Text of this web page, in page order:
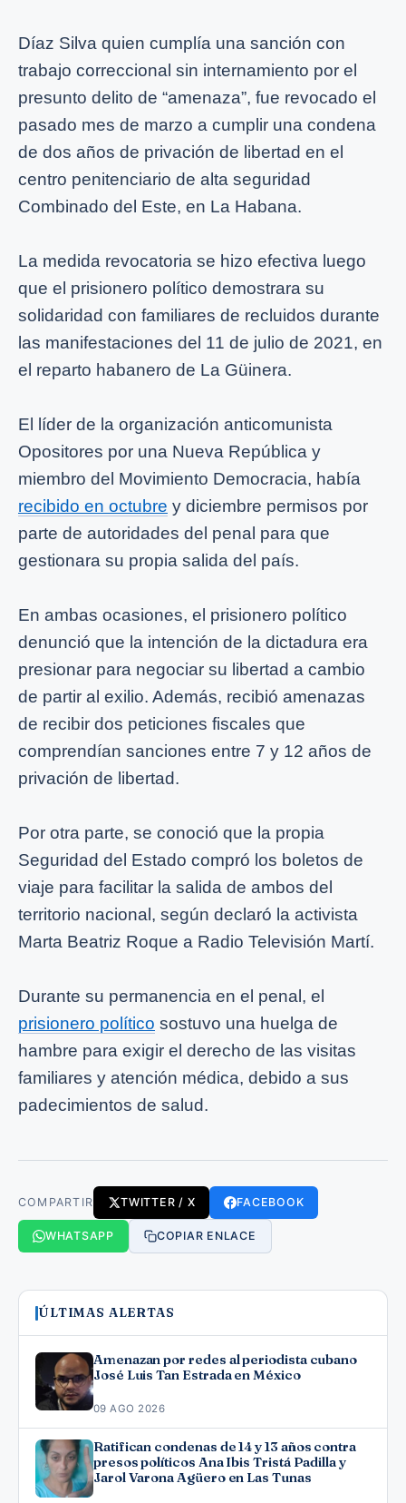
Díaz Silva quien cumplía una sanción con
trabajo correccional sin internamiento por el
presunto delito de “amenaza”, fue revocado el
pasado mes de marzo a cumplir una condena
de dos años de privación de libertad en el
centro penitenciario de alta seguridad
Combinado del Este, en La Habana.
La medida revocatoria se hizo efectiva luego
que el prisionero político demostrara su
solidaridad con familiares de recluidos durante
las manifestaciones del 11 de julio de 2021, en
el reparto habanero de La Güinera.
El líder de la organización anticomunista
Opositores por una Nueva República y
miembro del Movimiento Democracia, había
recibido en octubre y diciembre permisos por
parte de autoridades del penal para que
gestionara su propia salida del país.
En ambas ocasiones, el prisionero político
denunció que la intención de la dictadura era
presionar para negociar su libertad a cambio
de partir al exilio. Además, recibió amenazas
de recibir dos peticiones fiscales que
comprendían sanciones entre 7 y 12 años de
privación de libertad.
Por otra parte, se conoció que la propia
Seguridad del Estado compró los boletos de
viaje para facilitar la salida de ambos del
territorio nacional, según declaró la activista
Marta Beatriz Roque a Radio Televisión Martí.
Durante su permanencia en el penal, el
prisionero político sostuvo una huelga de
hambre para exigir el derecho de las visitas
familiares y atención médica, debido a sus
padecimientos de salud.
COMPARTIR TWITTER / X FACEBOOK
WHATSAPP COPIAR ENLACE
ÚLTIMAS ALERTAS
Amenazan por redes al periodista cubano
José Luis Tan Estrada en México
09 AGO 2026
Ratifican condenas de 14 y 13 años contra
presos políticos Ana Ibis Tristá Padilla y
Jarol Varona Agüero en Las Tunas